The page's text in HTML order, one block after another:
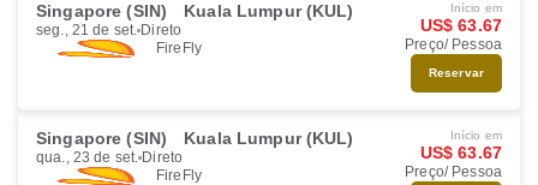
Singapore (SIN) Kuala Lumpur (KUL)
seg., 21 de set. Direto
FireFly
Início em
US$ 63.67
Preço/ Pessoa
Reservar
Singapore (SIN) Kuala Lumpur (KUL)
qua., 23 de set. Direto
FireFly
Início em
US$ 63.67
Preço/ Pessoa